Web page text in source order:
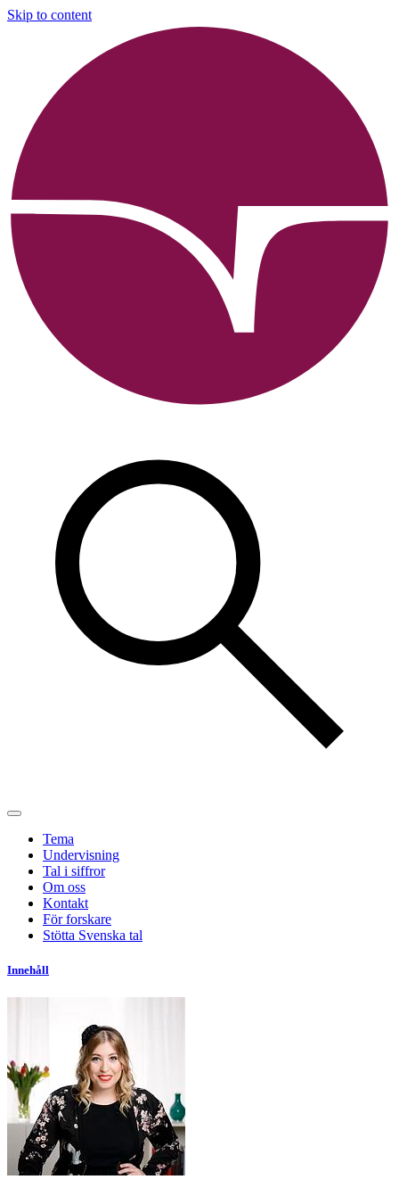
Skip to content
Tema
Undervisning
Tal i siffror
Om oss
Kontakt
För forskare
Stötta Svenska tal
Innehåll